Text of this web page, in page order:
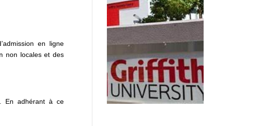
en ligne
non locales et des
En adhérant à ce